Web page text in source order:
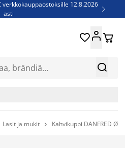
verkkokauppaostoksille 12.8.2026
asti

- Säästä jopa 60% 
 
Lasit ja mukit  Kahvikuppi DANFRED